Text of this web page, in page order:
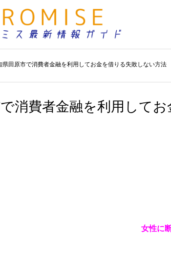
県田原市で消費者金融を利用してお金を借りる失敗しない方法
消費者金融を利用して
女性に